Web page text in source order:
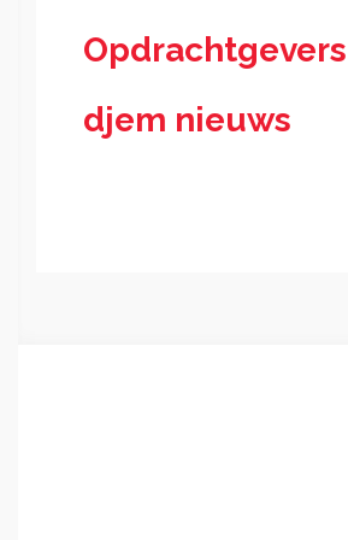
Opdrachtgevers
djem nieuws